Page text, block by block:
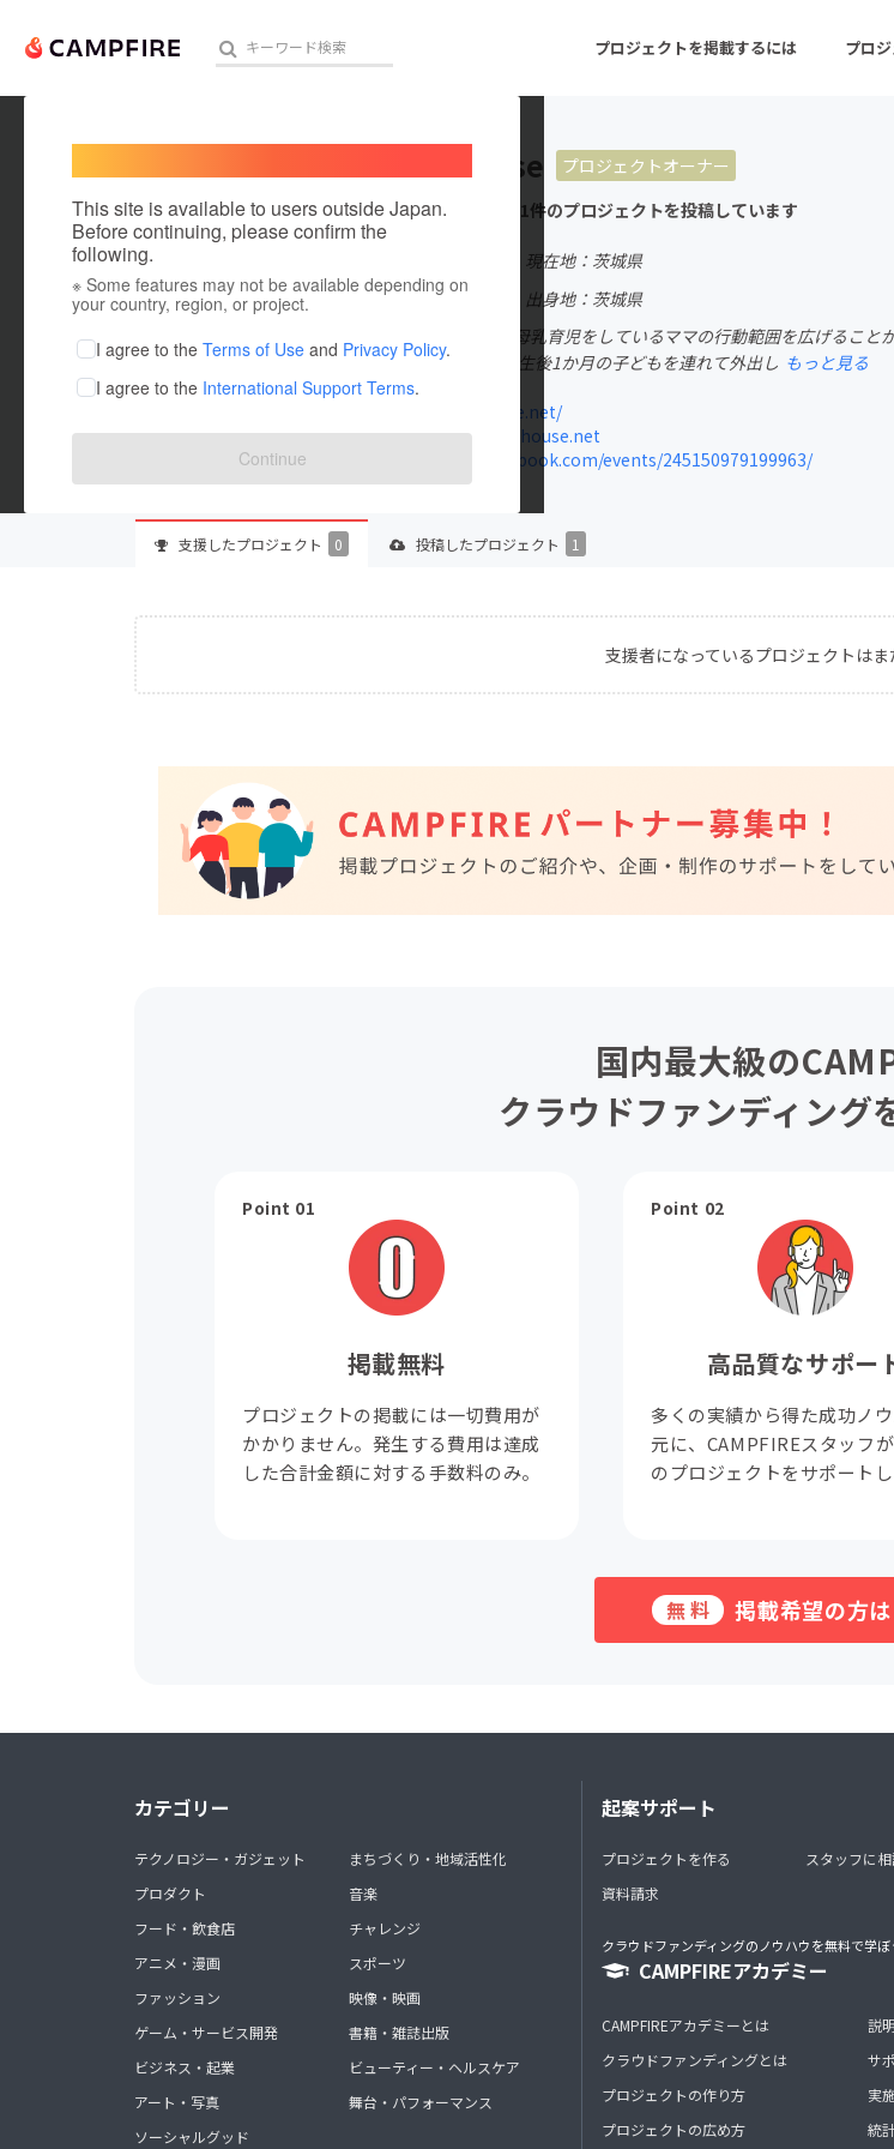
プロジェクトを掲載するには プロ
人気のプロジェクト 注目のリターン 注目の新着プロジェクト
アート・写真 音楽
テクノロジー・ガジェット
ゲーム・サービス開発
映像・映画
ビジネス・起業
チャレンジ
まちづくり・地域活性化
CAMPFIREふるさと納税
machi-ya
This site is available to users outside Japan.
Before continuing, please confirm the
following.
※ Some features may not be available depending on
your country, region, or project.
I agree to the Terms of Use and Privacy Policy.
I agree to the International Support Terms.
Continue
mohouse
プロジェクトオーナー
これまでに1件のプロジェクトを投稿しています
現在地：茨城県
出身国：日本
出身地：茨城県
モーハウスは母乳育児をしているママの行動範囲を広げるこ
1997年夏に、生後1か月の子どもを連れて外出し もっと見る
mo-house.net/
shop.mo-house.net
www.facebook.com/events/245150979199963/
支援したプロジェクト 0 投稿したプロジェクト 1
支援者になっているプロジェクトはま
国内最大級の
クラウドファンディング
Point 01
掲載無料
プロジェクトの掲載には一切費用が
かかりません。発生する費用は達成
した合計金額に対する手数料のみ。
Point 02
高品質なサポー
多くの実績から得た成功ノ
元に、CAMPFIREスタッフ
のプロジェクトをサポートし
無料 掲載希望の方
カテゴリー
テクノロジー・ガジェット
プロダクト
フード・飲食店
アニメ・漫画
ファッション
ゲーム・サービス開発
ビジネス・起業
アート・写真
ソーシャルグッド
まちづくり・地域活性化
音楽
チャレンジ
スポーツ
映像・映画
書籍・雑誌出版
ビューティー・ヘルスケア
舞台・パフォーマンス
起案サポート
プロジェクトを作る
資料請求
スタッフに
クラウドファンディングのノウハウを無料で学ぼ
CAMPFIREアカデミー
CAMPFIREアカデミーとは
クラウドファンディングとは
プロジェクトの作り方
プロジェクトの広め方
説
サ
実
統